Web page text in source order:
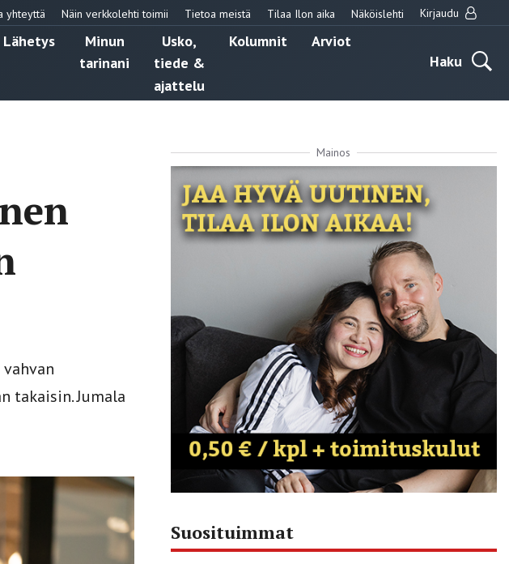
yhteyttä Näin verkkolehti toimii Tietoa meistä Tilaa Ilon aika Näköislehti Kirjaudu
Lähetys
Minun
tarinani
Usko,
tiede &
ajattelu
Kolumnit
Arviot
Haku
takaisin. Jumala
Mainos
Suosituimmat